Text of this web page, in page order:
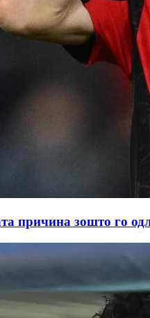
причина зошто го